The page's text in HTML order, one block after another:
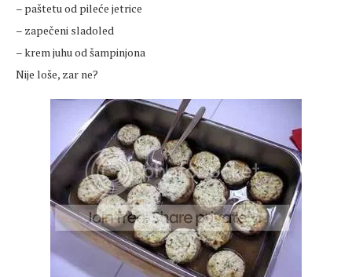
– paštetu od pileće jetrice
– zapečeni sladoled
– krem juhu od šampinjona
Nije loše, zar ne?